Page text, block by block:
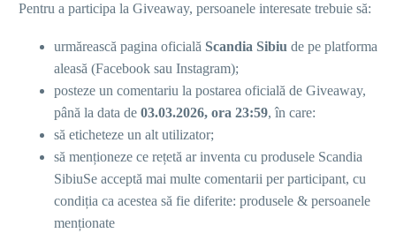
Pentru a participa la Giveaway, persoanele interesate trebuie să:
urmărească pagina oficială Scandia Sibiu de pe platforma
aleasă (Facebook sau Instagram);
posteze un comentariu la postarea oficială de Giveaway,
până la data de 03.03.2026, ora 23:59, în care:
să eticheteze un alt utilizator;
să menționeze ce rețetă ar inventa cu produsele Scandia
SibiuSe acceptă mai multe comentarii per participant, cu
condiția ca acestea să fie diferite: produsele & persoanele
menționate